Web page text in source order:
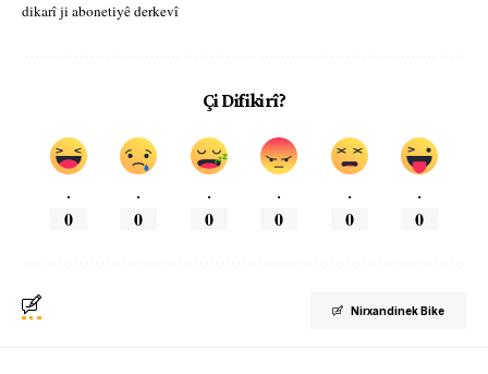
dikarî ji abonetiyê derkevî
Çi Difikirî?
.
0
.
0
.
0
.
0
.
0
.
0
Nirxandinek Bike